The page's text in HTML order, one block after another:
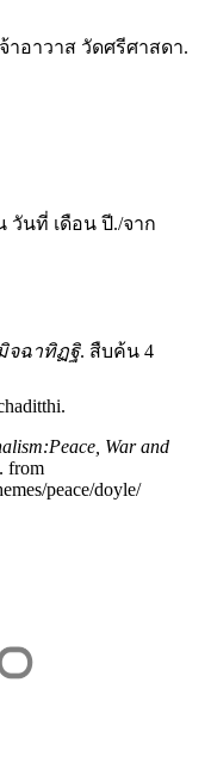
าอาวาส วัดศรีศาสดา.
วันที่ เดือน ปี./จาก
จฉาทิฏฐิ. สืบค้น 4
War and
from
peace/doyle/